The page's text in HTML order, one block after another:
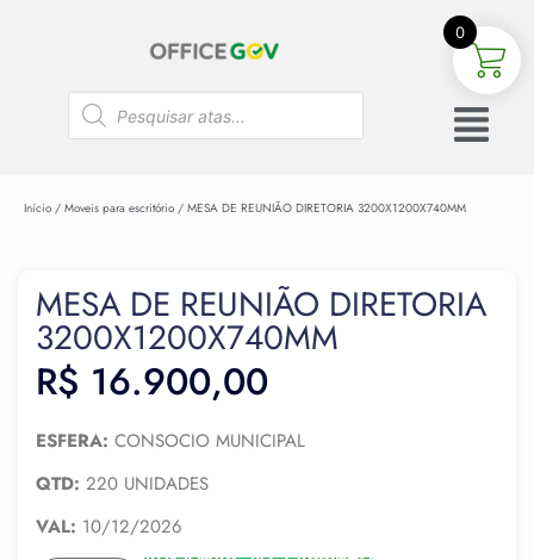
Início / Moveis para escritório / MESA DE REUNIÃO DIRETORIA 3200X1200X740MM
MESA DE REUNIÃO DIRETORIA
3200X1200X740MM
R$ 16.900,00
ESFERA: CONSOCIO MUNICIPAL
QTD: 220 UNIDADES
VAL: 10/12/2026
0